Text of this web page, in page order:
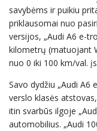
savybėms ir puikiu
priklausomai nuo
versijos, „Audi A6 e-
kilometrų (matuojant
nuo 0 iki 100 km/val.
Savo dydžiu „Audi
verslo klasės
itin svarbūs ilgoje
automobilius. „Audi